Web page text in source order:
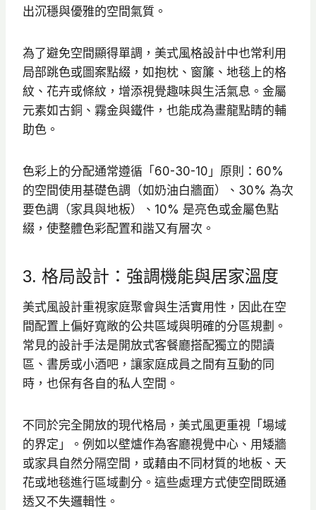
出沉穩與優雅的空間氣質。
為了避免空間顯得單調，美式風格設計中也常利用
局部跳色或圖案點綴，如抱枕、窗簾、地毯上的格
紋、花卉或條紋，增添視覺趣味與生活氣息。金屬
元素如古銅、霧金與鐵件，也能成為畫龍點睛的輔
助色。
色彩上的分配通常遵循「60-30-10」原則：60%
的空間使用基礎色調（如奶油白牆面）、30% 為次
要色調（家具與地板）、10% 是亮色或金屬色點
綴，使整體色彩配置和諧又有層次。
3. 格局設計：強調機能與居家溫度
美式風設計重視家庭聚會與生活實用性，因此在空
間配置上偏好寬敞的公共區域與明確的分區規劃。
常見的設計手法是開放式客餐廳搭配獨立的閱讀
區、書房或小酒吧，讓家庭成員之間有互動的同
時，也保有各自的私人空間。
不同於完全開放的現代格局，美式風更重視「場域
的界定」。例如以壁爐作為客廳視覺中心、用矮牆
或家具自然分隔空間，或藉由不同材質的地板、天
花或地毯進行區域劃分。這些處理方式使空間既通
透又不失邏輯性。